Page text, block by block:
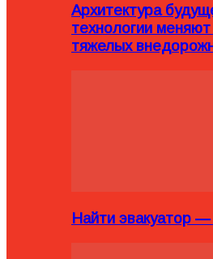
Архитектура
технологии
тяжелых
Найти эвакуатор